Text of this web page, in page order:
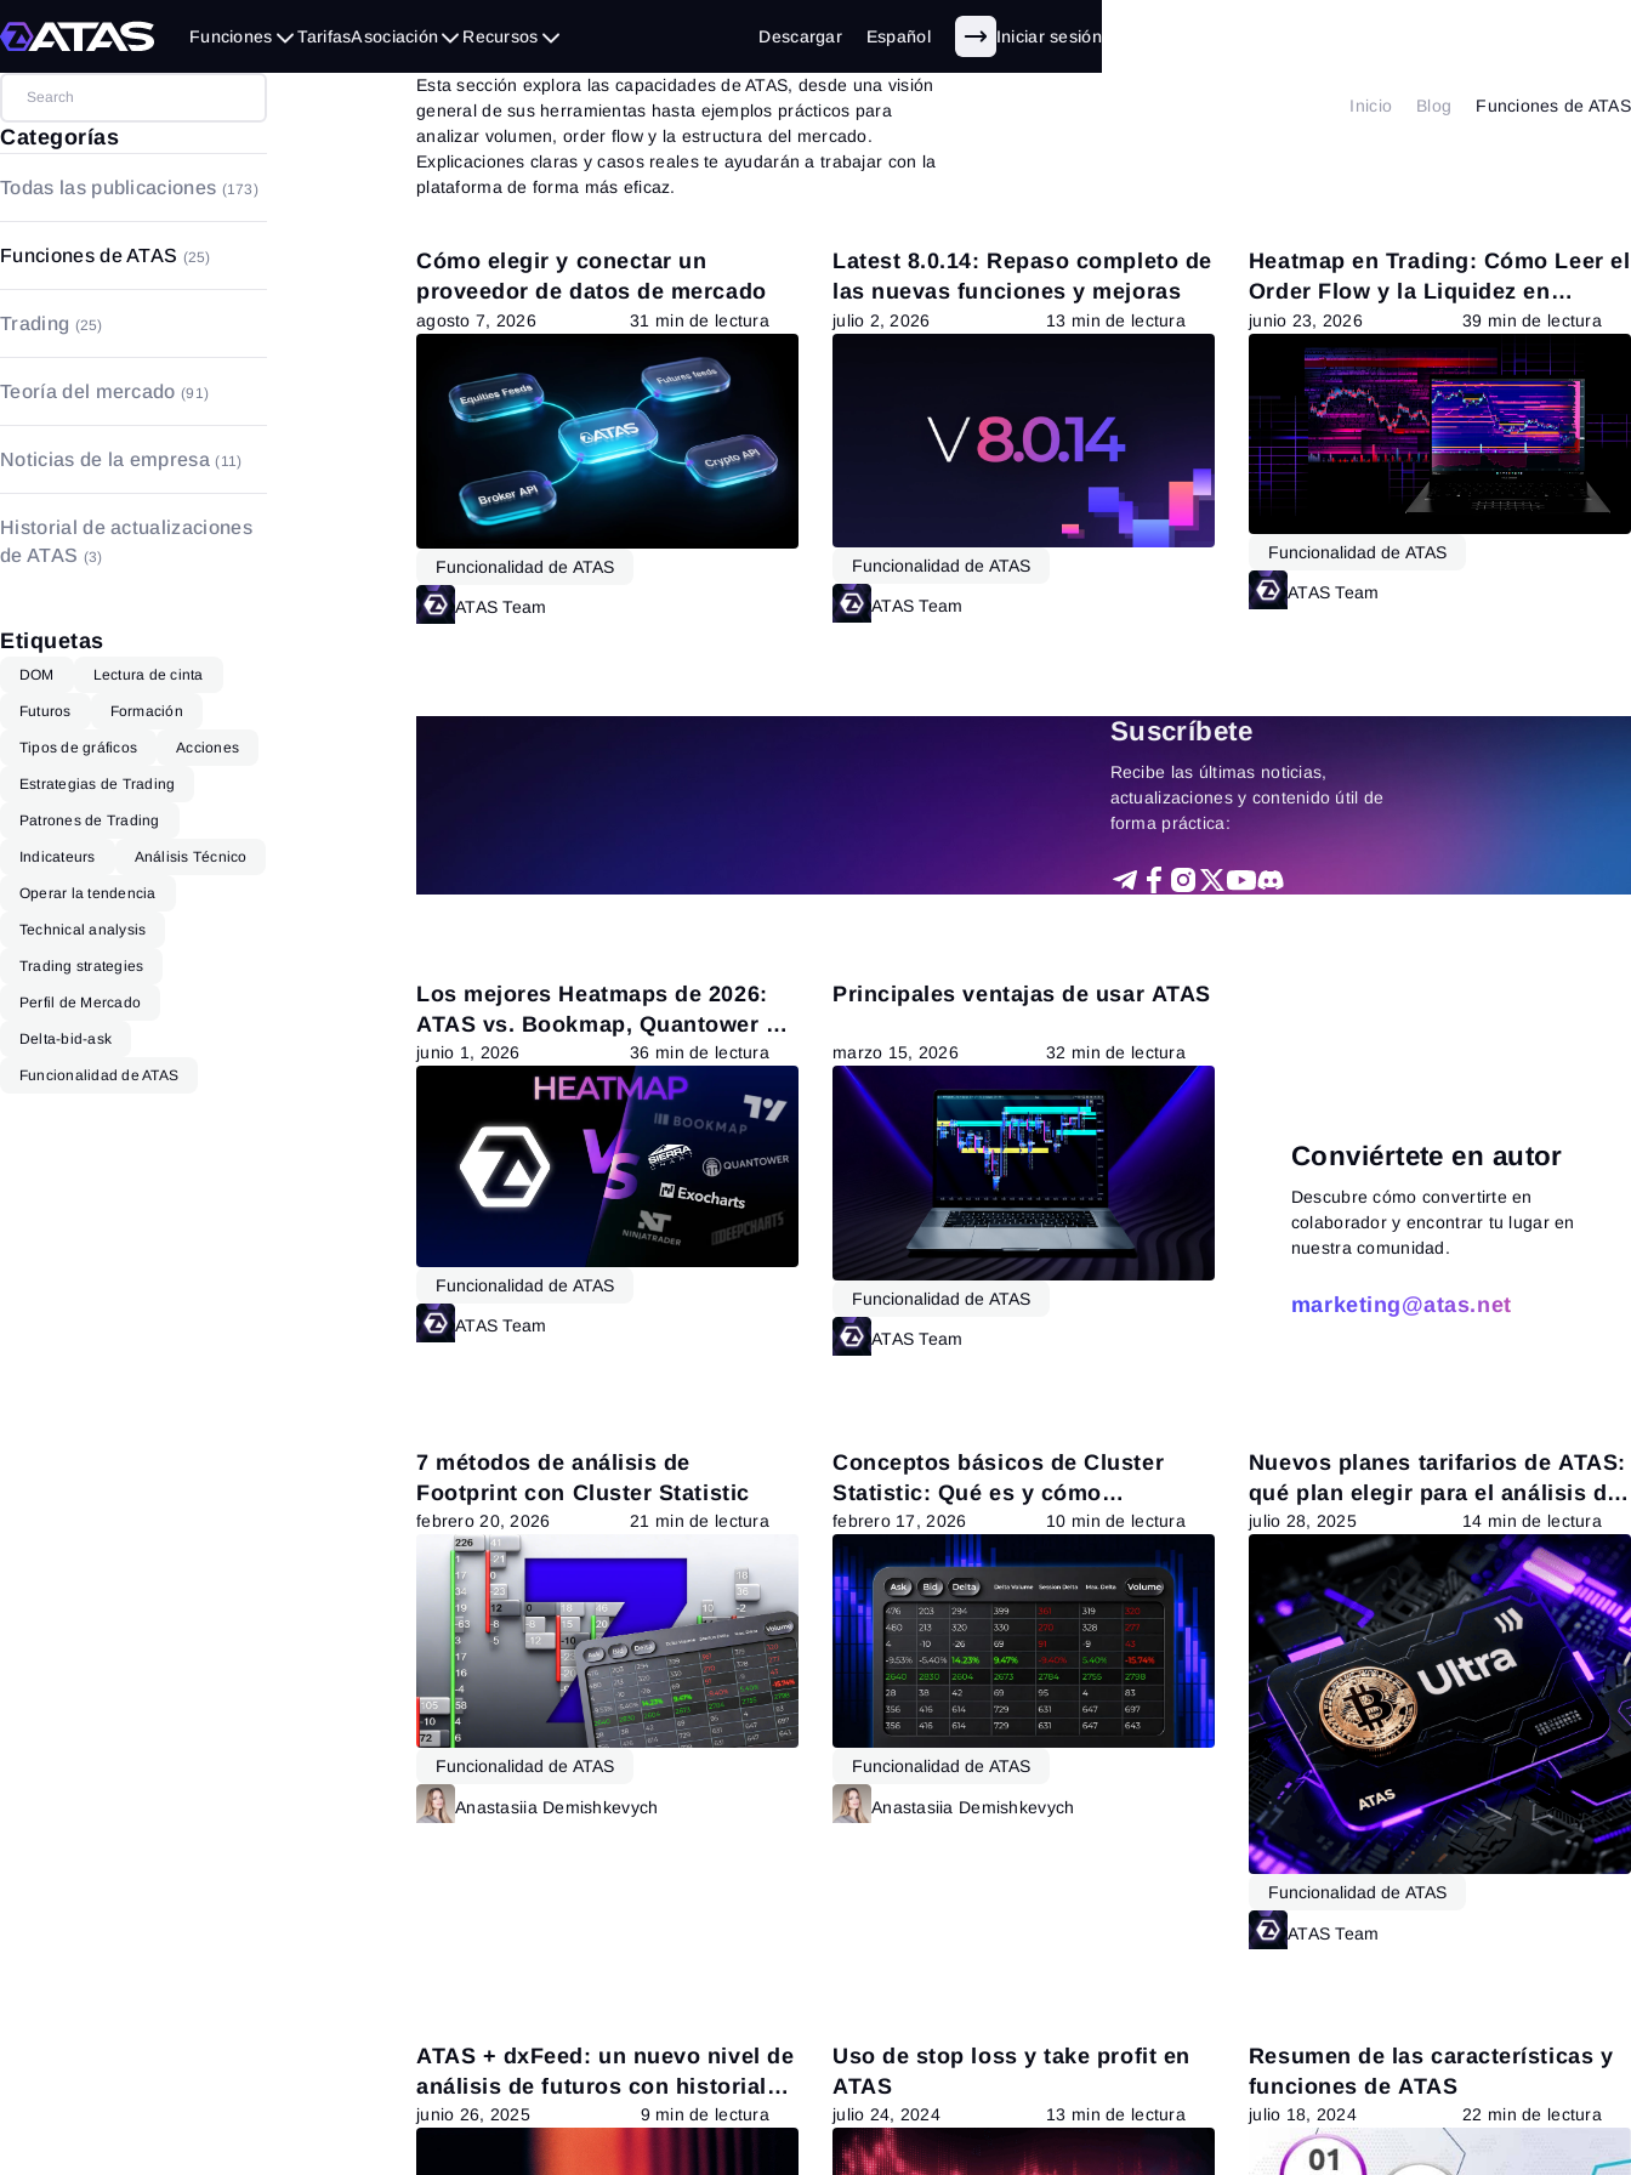
Funciones TarifasAsociación Recursos Descargar Español Iniciar sesión
Inicio Blog Funciones de ATAS
Funciones de ATAS
Esta sección explora las capacidades de ATAS, desde una visión
general de sus herramientas hasta ejemplos prácticos para
analizar volumen, order flow y la estructura del mercado.
Explicaciones claras y casos reales te ayudarán a trabajar con la
plataforma de forma más eficaz.
Categorías
Todas las publicaciones (173)
Funciones de ATAS (25)
Gráficos
Libro de órdenes(1)
Trading (25)
Estrategias y patrones
Gestión de capital y riesgos(1)
Teoría del mercado(91)
Análisis Técnico (32)
Análisis Fundamental
Noticias de la empresa(11)
Historial de actualizaciones
de ATAS (3)
Etiquetas
DOM Lectura de cinta
Futuros Formación
Tipos de gráficos Acciones
Estrategias de Trading
Patrones de Trading
Indicateurs Análisis Técnico
Operar la tendencia
Technical analysis
Trading strategies
Perfil de Mercado
Delta-bid-ask
Funcionalidad de ATAS
Cómo elegir y conectar un
proveedor de datos de mercado
agosto 7, 2026 31 min de lectura
Funcionalidad de ATAS
ATAS Team
Latest 8.0.14: Repaso completo de
las nuevas funciones y mejoras
julio 2, 2026 13 min de lectura
Funcionalidad de ATAS
ATAS Team
Heatmap en Trading: Cómo Leer el
Order Flow y la Liquidez en
Tiempo Real
junio 23, 2026 39 min de lectura
Funcionalidad de ATAS
ATAS Team
Los mejores Heatmaps de 2026:
ATAS vs. Bookmap, Quantower y
otros
junio 1, 2026 36 min de lectura
Funcionalidad de ATAS
ATAS Team
Principales ventajas de usar ATAS
marzo 15, 2026 32 min de lectura
Funcionalidad de ATAS
ATAS Team
Conviértete en autor
Descubre cómo convertirte en
colaborador y encontrar tu lugar en
nuestra comunidad.
marketing@atas.net
7 métodos de análisis de
Footprint con Cluster Statistic
febrero 20, 2026 21 min de lectura
Funcionalidad de ATAS
Anastasiia Demishkevych
Conceptos básicos de Cluster
Statistic: Qué es y cómo
configurarlo
febrero 17, 2026 10 min de lectura
Funcionalidad de ATAS
Anastasiia Demishkevych
Nuevos planes tarifarios de ATAS:
qué plan elegir para el análisis de
criptomonedas
julio 28, 2025 14 min de lectura
Funcionalidad de ATAS
ATAS Team
ATAS + dxFeed: un nuevo nivel de
análisis de futuros con historial
de Heatmap en DOM Levels
junio 26, 2025 9 min de lectura
Uso de stop loss y take profit en
ATAS
julio 24, 2024 13 min de lectura
Resumen de las características y
funciones de ATAS
julio 18, 2024 22 min de lectura
Suscríbete
Recibe las últimas noticias,
actualizaciones y contenido útil de
forma práctica: